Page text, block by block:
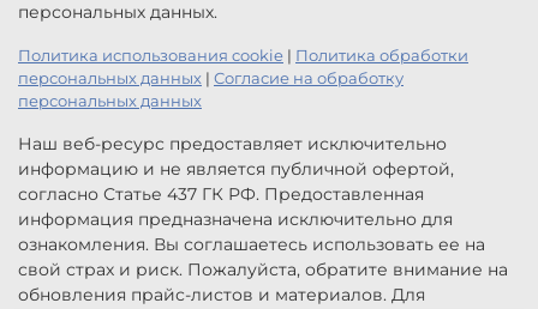
персональных данных.
Политика использования cookie | Политика обработки
персональных данных | Согласие на обработку
персональных данных
Наш веб-ресурс предоставляет исключительно
информацию и не является публичной офертой,
согласно Статье 437 ГК РФ. Предоставленная
информация предназначена исключительно для
ознакомления. Вы соглашаетесь использовать ее на
свой страх и риск. Пожалуйста, обратите внимание на
обновления прайс-листов и материалов. Для